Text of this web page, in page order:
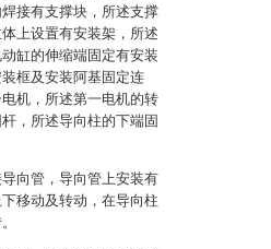
接有支撑块，所述支撑
上设置有安装架，所述
缸的伸缩端固定有安装
框及安装阿基固定连
机，所述第一电机的转
，所述导向柱的下端固
向管，导向管上安装有
移动及转动，在导向柱